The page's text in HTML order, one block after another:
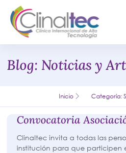
Blog: Noticias y
Inicio Categoría:
Convocatoria
Clinaltec invita a todas las
institución para que participen